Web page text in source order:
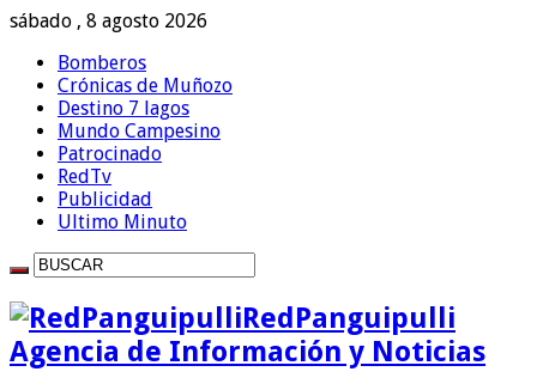
sábado , 8 agosto 2026
Bomberos
Crónicas de Muñozo
Destino 7 lagos
Mundo Campesino
Patrocinado
RedTv
Publicidad
Ultimo Minuto
RedPanguipulli
Agencia de Información y Noticias